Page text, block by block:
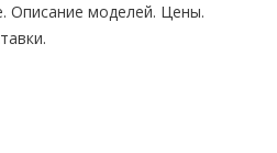
Описание моделей. Цены.